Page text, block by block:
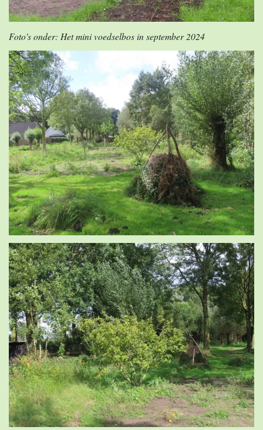
Foto's onder: Het mini voedselbos in september 2024